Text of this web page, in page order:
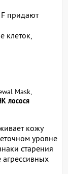
придают
клеток,
Mask,
лосося
кожу
уровне
старения
агрессивных